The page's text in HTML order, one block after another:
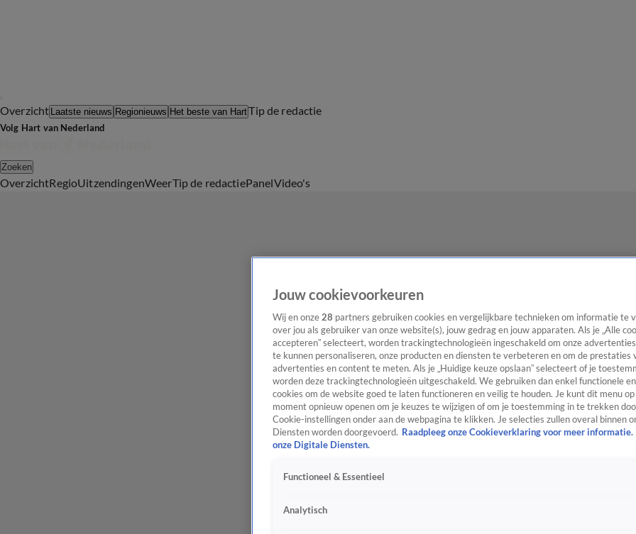
Overzicht Laatste nieuws Regionieuws Het beste van HartTip de redactie
Volg Hart van Nederland
Zoeken
OverzichtRegioUitzendingenWeerTip de redactiePanelVideo's
Jouw cookievoorkeuren
Wij en onze 28 partners gebruiken cookies en vergelijkbare technieken om informatie te
over jou als gebruiker van onze website(s), jouw gedrag en jouw apparaten. Als je „Alle
accepteren” selecteert, worden trackingtechnologieën ingeschakeld om onze
te kunnen personaliseren, onze producten en diensten te verbeteren en om de prestaties
advertenties en content te meten. Als je „Huidige keuze opslaan” selecteert of je
worden deze trackingtechnologieën uitgeschakeld. We gebruiken dan enkel functionele
cookies om de website goed te laten functioneren en veilig te houden. Je kunt dit menu
moment opnieuw openen om je keuzes te wijzigen of om je toestemming in te trekken
Cookie-instellingen onder aan de webpagina te klikken. Je selecties zullen overal binnen
Diensten worden doorgevoerd. Raadpleeg onze Cookieverklaring voor meer informatie.
onze Digitale Diensten.
Functioneel & Essentieel
Analytisch